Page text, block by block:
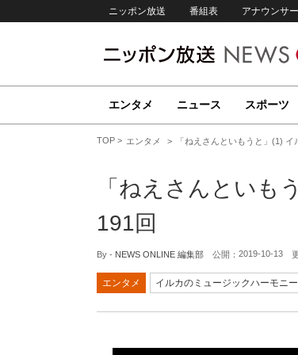
ニッポン放送 番組表 アナウンサ
エンタメ ニュース スポーツ
TOP エンタメ 「ねえさんといもうと」(1)
「ねえさんといも
191回
By - NEWS ONLINE 編集部 公開： 2019-10-13 更
エンタメ イルカのミュージックハーモニー